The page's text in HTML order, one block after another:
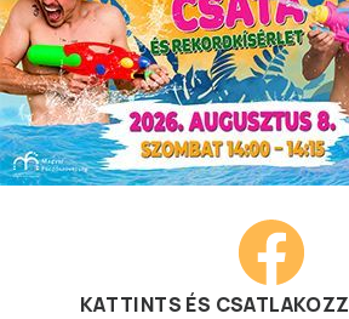
KATTINTS ÉS CSATLAKOZZ